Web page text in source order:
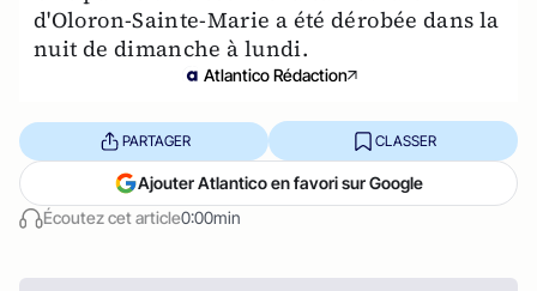
d'Oloron-Sainte-Marie a été dérobée dans la
nuit de dimanche à lundi.
Atlantico Rédaction
Écoutez cet article0:00min
PARTAGER CLASSER
Ajouter Atlantico en favori sur Google